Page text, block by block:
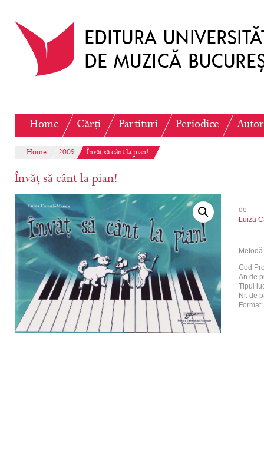
Home Cărți Partituri Periodice
Home 2009 Învăț să cânt la pian!
Învăț să cânt la pian!
de
Luiza
Cod
An de
Tipul
Nr. de
Format: